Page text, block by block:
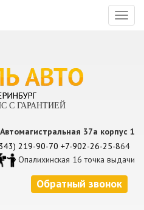
С ГАРАНТИЕЙ
Автомагистральная 37а корпус 1
219-90-70 +7-902-26-25-864
Опалихинская 16 точка выдачи
Обратный звонок